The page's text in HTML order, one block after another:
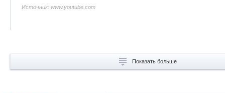
Источник: www.youtube.com
Показать больше